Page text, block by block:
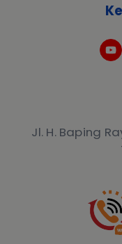
Jl. H. Baping